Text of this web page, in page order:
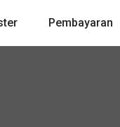
Pembayaran